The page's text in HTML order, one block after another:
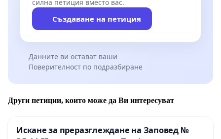
силна петиция вместо вас.
Създаване на петиция
Данните ви остават ваши
Поверителност по подразбиране
Други петиции, които може да Ви интересуват
Искане за преразглеждане на Заповед №